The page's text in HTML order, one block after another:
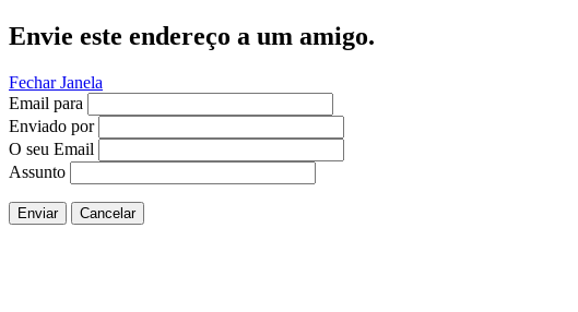
Envie este endereço a um amigo.
Fechar Janela
Email para
Enviado por
O seu Email
Assunto
Enviar Cancelar